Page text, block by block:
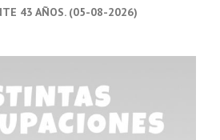
43 AÑOS. (05-08-2026)